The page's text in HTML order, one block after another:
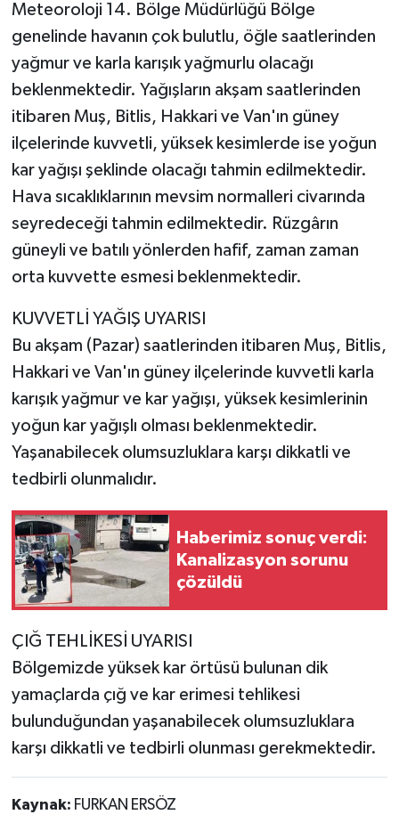
Meteoroloji 14. Bölge Müdürlüğü Bölge
genelinde havanın çok bulutlu, öğle saatlerinden
yağmur ve karla karışık yağmurlu olacağı
beklenmektedir. Yağışların akşam saatlerinden
itibaren Muş, Bitlis, Hakkari ve Van'ın güney
ilçelerinde kuvvetli, yüksek kesimlerde ise yoğun
kar yağışı şeklinde olacağı tahmin edilmektedir.
Hava sıcaklıklarının mevsim normalleri civarında
seyredeceği tahmin edilmektedir. Rüzgârın
güneyli ve batılı yönlerden hafif, zaman zaman
orta kuvvette esmesi beklenmektedir.
KUVVETLİ YAĞIŞ UYARISI
Bu akşam (Pazar) saatlerinden itibaren Muş, Bitlis,
Hakkari ve Van'ın güney ilçelerinde kuvvetli karla
karışık yağmur ve kar yağışı, yüksek kesimlerinin
yoğun kar yağışlı olması beklenmektedir.
Yaşanabilecek olumsuzluklara karşı dikkatli ve
tedbirli olunmalıdır.
Haberimiz sonuç verdi:
Kanalizasyon sorunu
çözüldü
ÇIĞ TEHLİKESİ UYARISI
Bölgemizde yüksek kar örtüsü bulunan dik
yamaçlarda çığ ve kar erimesi tehlikesi
bulunduğundan yaşanabilecek olumsuzluklara
karşı dikkatli ve tedbirli olunması gerekmektedir.
Kaynak: FURKAN ERSÖZ